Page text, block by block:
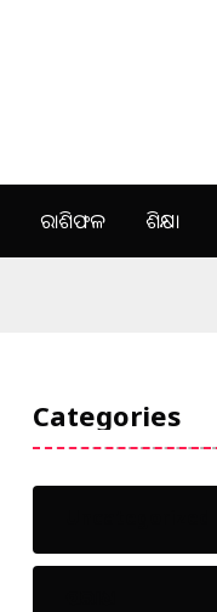
ରାଶିଫଳ ଶିକ୍ଷା
Categories